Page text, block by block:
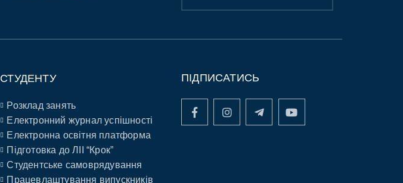
СТУДЕНТУ
Розклад занять
Електронний журнал успішності
Електронна освітня платформа
Підготовка до ЛІІ “Крок”
Студентське самоврядування
Працевлаштування випускників
ПІДПИСАТИСЬ